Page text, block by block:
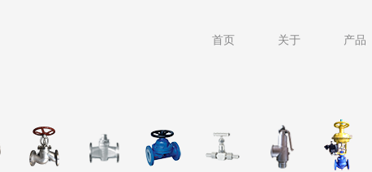
首页 关于 产品